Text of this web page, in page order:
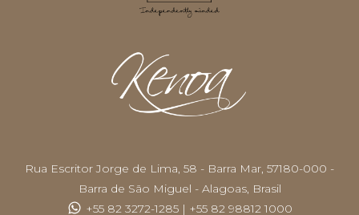
Rua Escritor Jorge de Lima, 58 - Barra Mar, 57180-000 -
Barra de São Miguel - Alagoas, Brasil
+55 82 3272-1285 | +55 82 98812 1000